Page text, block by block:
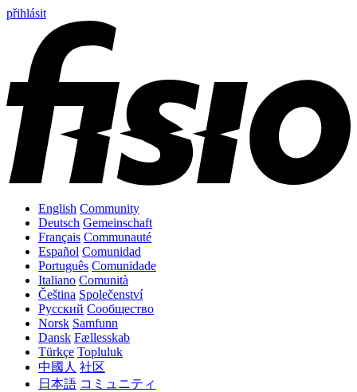
přihlásit
English Community
Deutsch Gemeinschaft
Français Communauté
Español Comunidad
Português Comunidade
Italiano Comunità
Čeština Společenství
Русский Сообщество
Norsk Samfunn
Dansk Fællesskab
Türkçe Topluluk
中國人 社区
日本語 コミュニティ